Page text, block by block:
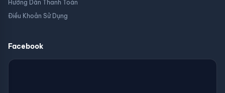
Hướng Dẫn Thanh Toán
Điều Khoản Sử Dụng
Facebook